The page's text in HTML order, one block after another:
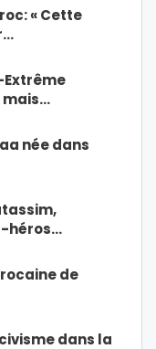
« Cette
mais…
née dans
héros…
de
dans la